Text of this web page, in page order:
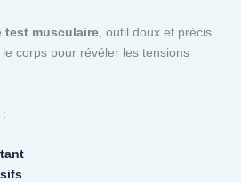
test musculaire, outil doux et précis
corps pour révéler les tensions